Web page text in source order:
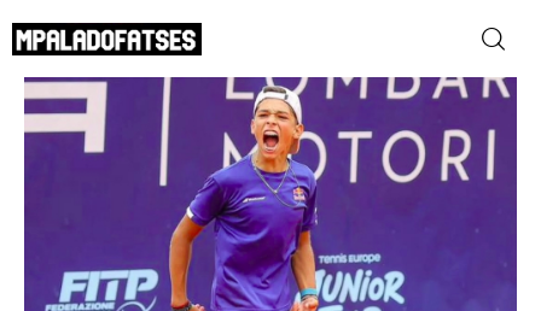
World TEC Cup: Τρομερός Παγώνης
προκρίθηκε στα προημιτελικά
SHARE POST
ΜΟΥΝΤΙΑΛ 2026
ΠΟΔΟΣΦΑΙΡΟ
ΜΠΑΣΚΕΤ